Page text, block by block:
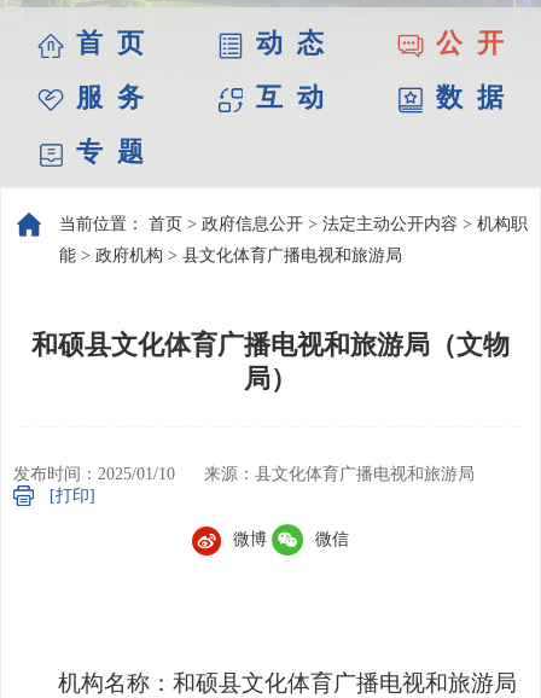
首 页 动 态
公 开
服 务
互 动
数 据
专 题
当前位置： 首页 > 政府信息公开 > 法定主动公开内容 > 机构职
能 > 政府机构 > 县文化体育广播电视和旅游局
和硕县文化体育广播电视和旅游局（文物
局）
发布时间：2025/01/10
来源：县文化体育广播电视和旅游局
[打印]
微博 微信
机构名称：和硕县文化体育广播电视和旅游局